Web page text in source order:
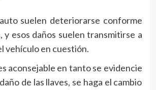
suelen deteriorarse conforme
y esos daños suelen transmitirse a
vehículo en cuestión.
aconsejable en tanto se evidencie
de las llaves, se haga el cambio